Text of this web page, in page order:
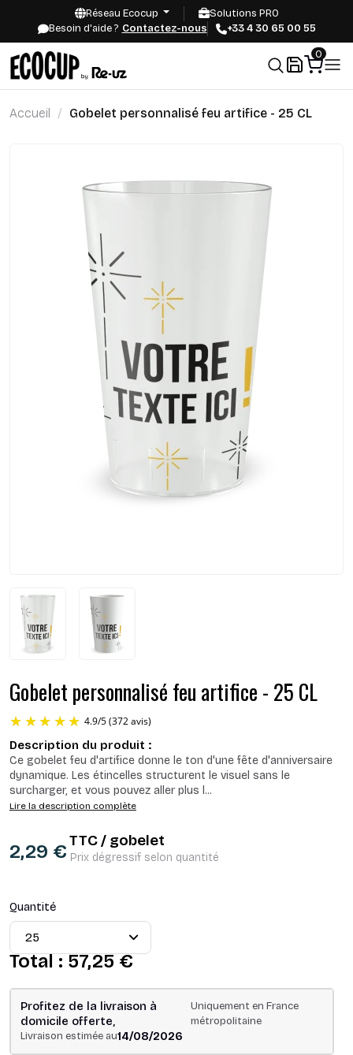
Réseau Ecocup
Solutions PRO
Besoin d'aide ? Contactez-nous +33 4 30 65 00 55
0
Accueil Gobelet personnalisé feu artifice - 25 CL
Gobelet personnalisé feu artifice - 25 CL
4.9/5 (372 avis)
Description du produit :
Ce gobelet feu d'artifice donne le ton d'une fête d'anniversaire
dynamique. Les étincelles structurent le visuel sans le
surcharger, et vous pouvez aller plus l ...
Lire la description complète
2,29 €
TTC / gobelet
Prix dégressif selon quantité
Quantité
Total : 57,25 €
Profitez de la livraison à
domicile offerte,
Uniquement en France
métropolitaine
Livraison estimée au14/08/2026